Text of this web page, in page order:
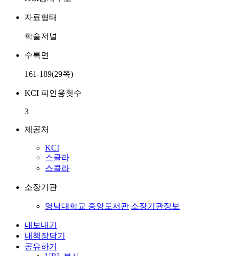
자료형태
학술저널
수록면
161-189(29쪽)
KCI 피인용횟수
3
제공처
KCI
스콜라
스콜라
소장기관
영남대학교 중앙도서관 소장기관정보
내보내기
내책장담기
공유하기